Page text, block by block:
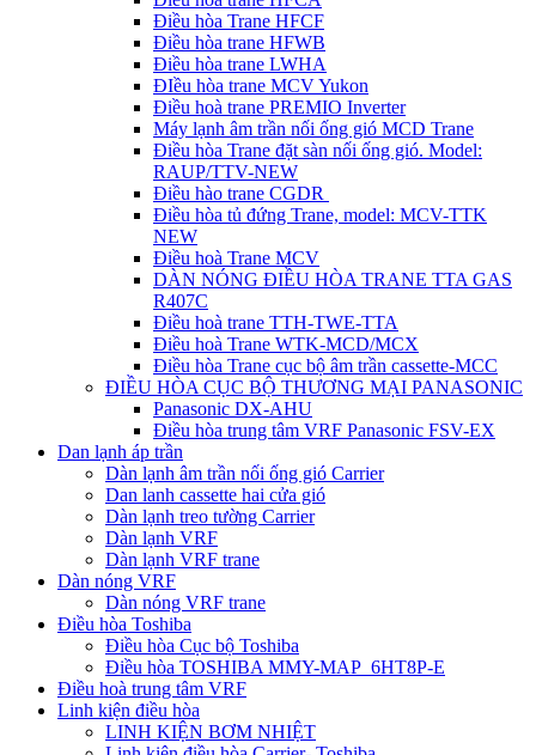
Điều hòa Trane HFCF
Điều hòa trane HFWB
Điều hòa trane LWHA
ĐIều hòa trane MCV Yukon
Điều hoà trane PREMIO Inverter
Máy lạnh âm trần nối ống gió MCD Trane
Điều hòa Trane đặt sàn nối ống gió. Model:
RAUP/TTV-NEW
Điều hào trane CGDR
Điều hòa tủ đứng Trane, model: MCV-TTK
NEW
Điều hoà Trane MCV
DÀN NÓNG ĐIỀU HÒA TRANE TTA GAS
R407C
Điều hoà trane TTH-TWE-TTA
Điều hoà Trane WTK-MCD/MCX
Điều hòa Trane cục bộ âm trần cassette-MCC
ĐIỀU HÒA CỤC BỘ THƯƠNG MẠI PANASONIC
Panasonic DX-AHU
Điều hòa trung tâm VRF Panasonic FSV-EX
Dan lạnh áp trần
Dàn lạnh âm trần nối ống gió Carrier
Dan lanh cassette hai cửa gió
Dàn lạnh treo tường Carrier
Dàn lạnh VRF
Dàn lạnh VRF trane
Dàn nóng VRF
Dàn nóng VRF trane
Điều hòa Toshiba
Điều hòa Cục bộ Toshiba
Điều hòa TOSHIBA MMY-MAP_6HT8P-E
Điều hoà trung tâm VRF
Linh kiện điều hòa
LINH KIỆN BƠM NHIỆT